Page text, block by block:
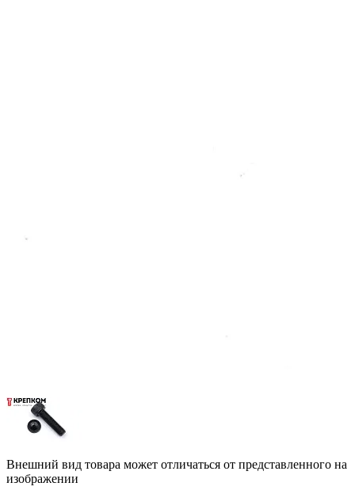
Внешний вид товара может отличаться от представленного на
изображении